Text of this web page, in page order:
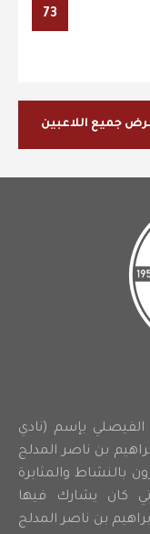
73
جميع اللاعبين
1374 هـ النادي الفيصلي بإسم (نادي
بن ناصر المدلج
بالنشاط والمثابرة
كان يشارك فيها
بن ناصر المدلج